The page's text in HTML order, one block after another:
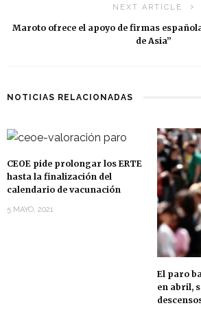
NEXT ARTICLE
Maroto ofrece el apoyo de firmas
de Asia”
NOTICIAS RELACIONADAS
CEOE pide prolongar los ERTE
hasta la finalización del
calendario de vacunación
5 MAYO, 2021
El paro
en abril,